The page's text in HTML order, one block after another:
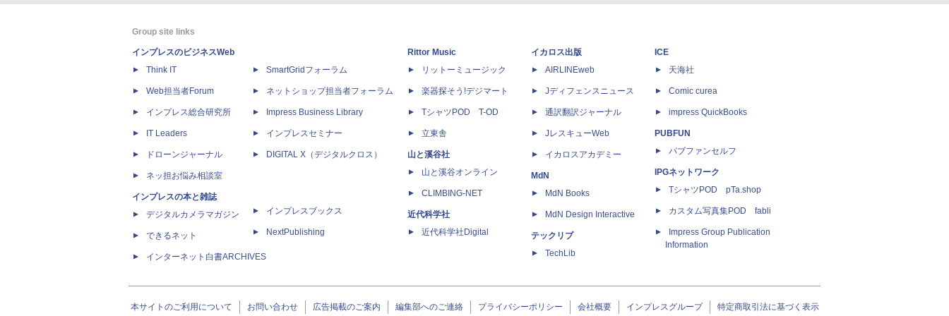
Group site links
インプレスのビジネスWeb
Think IT
Web担当者Forum
インプレス総合研究所
IT Leaders
ドローンジャーナル
ネッ担お悩み相談室
インプレスの本と雑誌
デジタルカメラマガジン
できるネット
インターネット白書ARCHIVES
SmartGridフォーラム
ネットショップ担当者フォーラム
Impress Business Library
インプレスセミナー
DIGITAL X（デジタルクロス）
インプレスブックス
NextPublishing
Rittor Music
リットーミュージック
楽器探そう!デジマート
TシャツPOD T-OD
立東舎
山と溪谷社
山と溪谷オンライン
CLIMBING-NET
近代科学社
近代科学社Digital
イカロス出版
AIRLINEweb
Jディフェンスニュース
通訳翻訳ジャーナル
JレスキューWeb
イカロスアカデミー
MdN
MdN Books
MdN Design Interactive
テックリブ
TechLib
ICE
天海社
Comic curea
impress QuickBooks
PUBFUN
パブファンセルフ
IPGネットワーク
TシャツPOD pTa.shop
カスタム写真集POD fabli
Impress Group Publication
Information
本サイトのご利用について お問い合わせ 広告掲載のご案内 編集部へのご連絡 プライバシーポリシー 会社概要 インプレスグループ 特定商取引法に基づく表示